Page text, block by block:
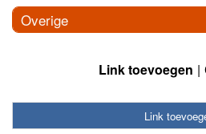
Overige
Link toevoegen
Link